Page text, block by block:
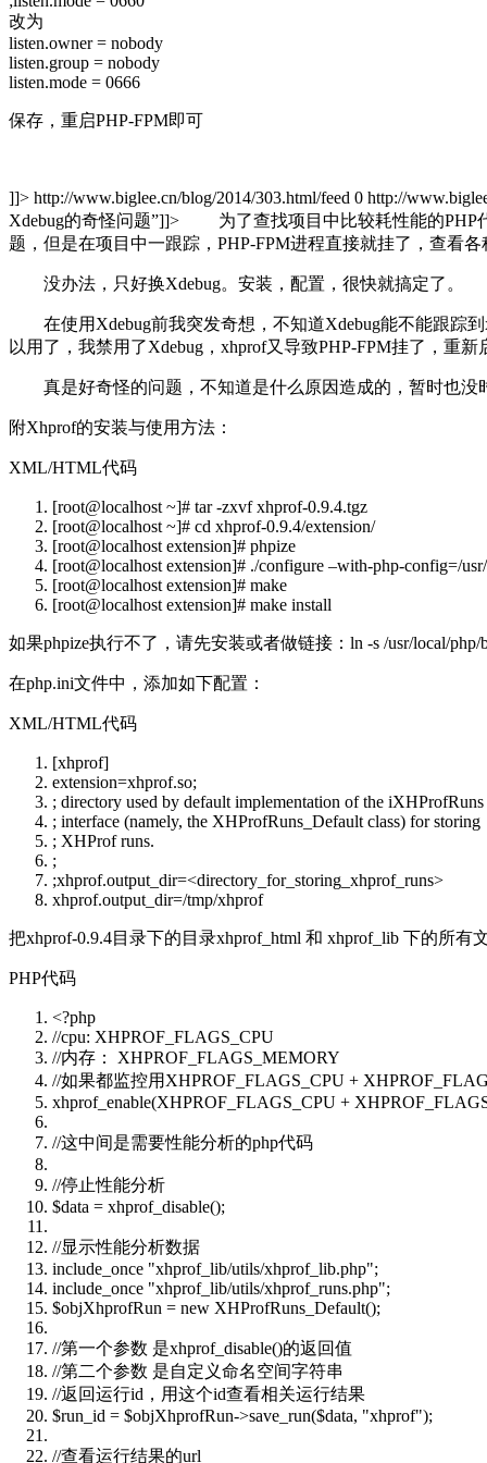
改为
listen.owner = nobody
listen.group = nobody
listen.mode = 0666
保存，重启PHP-FPM即可
]]> http://www.biglee.cn/blog/2014/303.html/feed 0 http://
Xdebug的奇怪问题”]]>
为了查找项目中比较耗性能的PHP代
题，但是在项目中一跟踪，PHP-FPM进程直接就挂了，查看
没办法，只好换Xdebug。安装，配置，很快就搞定了。
在使用Xdebug前我突发奇想，不知道Xdebug能不能跟踪到
以用了，我禁用了Xdebug，xhprof又导致PHP-FPM挂了，重新
真是好奇怪的问题，不知道是什么原因造成的，暂时也没
附Xhprof的安装与使用方法：
XML/HTML代码
[root@localhost ~]# tar -zxvf xhprof-0.9.4.tgz
[root@localhost ~]# cd xhprof-0.9.4/extension/
[root@localhost extension]# phpize
[root@localhost extension]# ./configure –with-php-config=/
[root@localhost extension]# make
[root@localhost extension]# make install
如果phpize执行不了，请先安装或者做链接：ln -s /usr/local/php/
在php.ini文件中，添加如下配置：
XML/HTML代码
[xhprof]
extension=xhprof.so;
; directory used by default implementation of the
; interface (namely, the XHProfRuns_Default class) for
; XHProf runs.
;
;xhprof.output_dir=<directory_for_storing_xhprof_runs>
xhprof.output_dir=/tmp/xhprof
把xhprof-0.9.4目录下的目录xhprof_html 和 xhprof_lib 下的所有
PHP代码
<?php
//cpu: XHPROF_FLAGS_CPU
//内存： XHPROF_FLAGS_MEMORY
//如果都监控用XHPROF_FLAGS_CPU +
xhprof_enable(XHPROF_FLAGS_CPU +
//这中间是需要性能分析的php代码
//停止性能分析
$data = xhprof_disable();
//显示性能分析数据
include_once "xhprof_lib/utils/xhprof_lib.php";
include_once "xhprof_lib/utils/xhprof_runs.php";
$objXhprofRun = new XHProfRuns_Default();
//第一个参数 是xhprof_disable()的返回值
//第二个参数 是自定义命名空间字符串
//返回运行id，用这个id查看相关运行结果
$run_id = $objXhprofRun->save_run($data, "xhprof");
//查看运行结果的url